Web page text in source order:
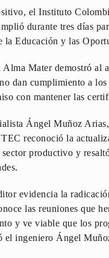
el Instituto
durante tres días
la Educación y las
Alma Mater demostró al
dan cumplimiento a
con mantener las
Ángel Muñoz
reconoció la
productivo y
evidencia la
las reuniones que
y ve viable que los
el ingeniero Ángel